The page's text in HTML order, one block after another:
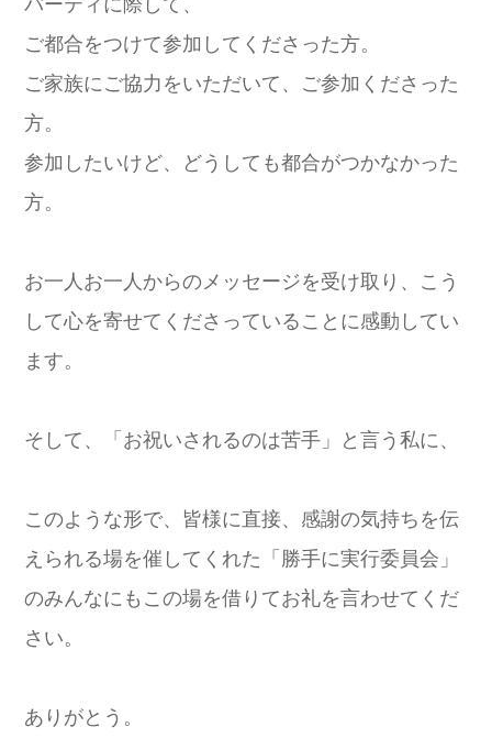
パーティに際して、
ご都合をつけて参加してくださった方。
ご家族にご協力をいただいて、ご参加くださった
方。
参加したいけど、どうしても都合がつかなかった
方。
お一人お一人からのメッセージを受け取り、こう
して心を寄せてくださっていることに感動してい
ます。
そして、「お祝いされるのは苦手」と言う私に、
このような形で、皆様に直接、感謝の気持ちを伝
えられる場を催してくれた「勝手に実行委員会」
のみんなにもこの場を借りてお礼を言わせてくだ
さい。
ありがとう。